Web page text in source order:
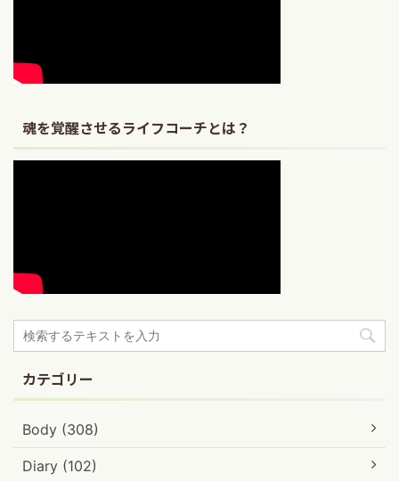
魂を覚醒させるライフコーチとは？
カテゴリー
Body (308)
Diary (102)